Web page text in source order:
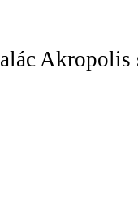
Akropolis